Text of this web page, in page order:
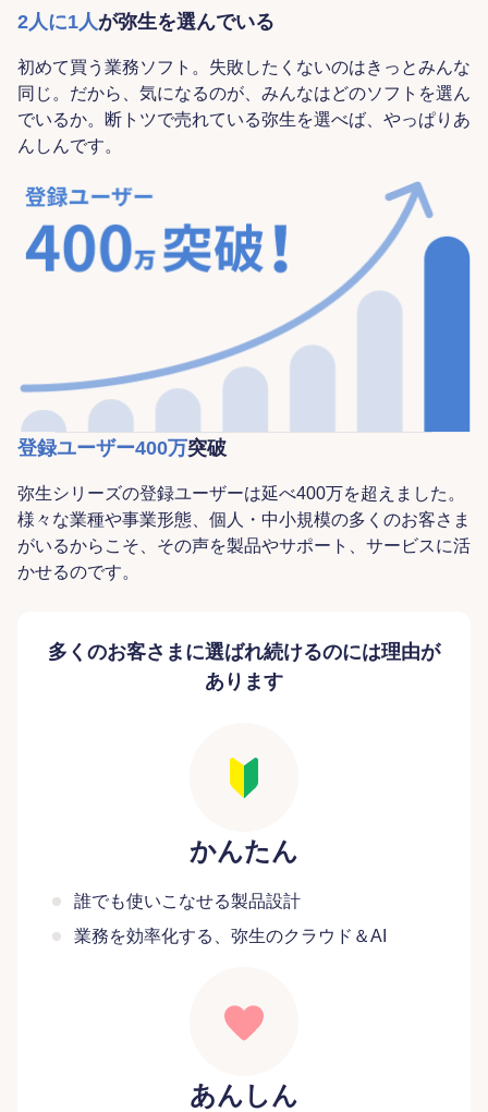
2人に1人が弥生を選んでいる
初めて買う業務ソフト。失敗したくないのはきっとみんな
同じ。だから、気になるのが、みんなはどのソフトを選ん
でいるか。断トツで売れている弥生を選べば、やっぱりあ
んしんです。
登録ユーザー400万突破
弥生シリーズの登録ユーザーは延べ400万を超えました。
様々な業種や事業形態、個人・中小規模の多くのお客さま
がいるからこそ、その声を製品やサポート、サービスに活
かせるのです。
多くのお客さまに選ばれ続けるのには理由が
あります
かんたん
誰でも使いこなせる製品設計
業務を効率化する、弥生のクラウド＆AI
あんしん